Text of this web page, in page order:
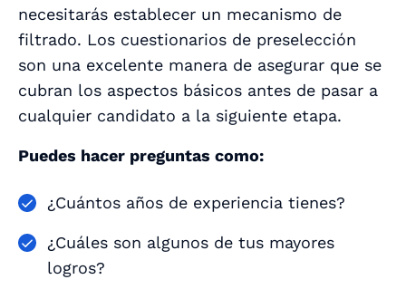
necesitarás establecer un mecanismo de
filtrado. Los cuestionarios de preselección
son una excelente manera de asegurar que se
cubran los aspectos básicos antes de pasar a
cualquier candidato a la siguiente etapa.
Puedes hacer preguntas como:
¿Cuántos años de experiencia tienes?
¿Cuáles son algunos de tus mayores
logros?